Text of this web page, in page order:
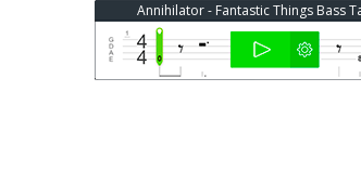
Annihilator - Fantastic Things Bass